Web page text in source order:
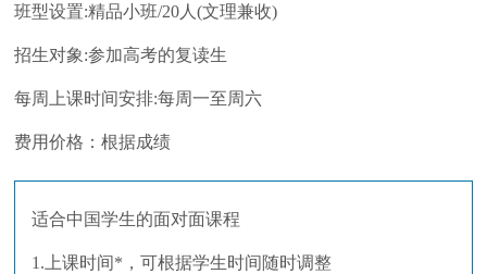
班型设置:精品小班/20人(文理兼收)
招生对象:参加高考的复读生
每周上课时间安排:每周一至周六
费用价格：根据成绩
适合中国学生的面对面课程
1.上课时间*，可根据学生时间随时调整